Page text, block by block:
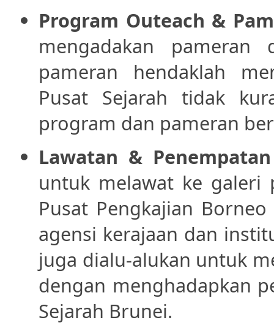
Program Outeach &
mengadakan
pameran hendaklah
Pusat Sejarah tidak
program dan pameran
Lawatan &
untuk melawat ke galeri
Pusat Pengkajian
agensi kerajaan dan
juga dialu-alukan untuk
dengan menghadapkan
Sejarah Brunei.